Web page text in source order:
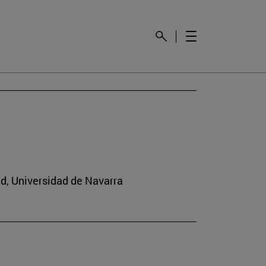
Universidad de Navarra